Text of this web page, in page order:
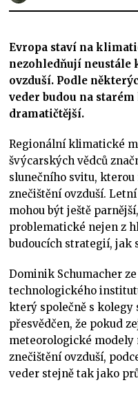
Evropa staví na
nezohledňují
ovzduší. Podle
veder budou na
dramatičtější.
Regionální klimatické
švýcarských vědců
slunečního svitu,
znečištění ovzduší.
mohou být ještě
problematické nejen z
budoucích strategií, jak
Dominik Schumacher
technologického
který společně s
přesvědčen, že pokud
meteorologické modely
znečištění ovzduší,
veder stejně tak jako